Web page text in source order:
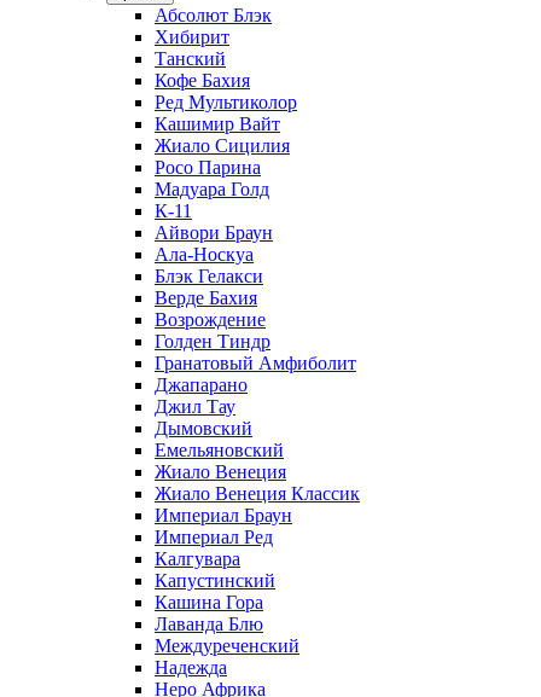
Абсолют Блэк
Хибирит
Танский
Кофе Бахия
Ред Мультиколор
Кашимир Вайт
Жиало Сицилия
Росо Парина
Мадуара Голд
К-11
Айвори Браун
Ала-Носкуа
Блэк Гелакси
Верде Бахия
Возрождение
Голден Тиндр
Гранатовый Амфиболит
Джапарано
Джил Тау
Дымовский
Емельяновский
Жиало Венеция
Жиало Венеция Классик
Империал Браун
Империал Ред
Калгувара
Капустинский
Кашина Гора
Лаванда Блю
Междуреченский
Надежда
Неро Африка